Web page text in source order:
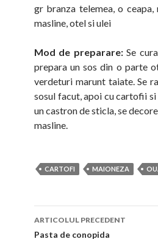
gr branza telemea, o
masline, otel si ulei
Mod de preparare:Se
prepara un sos din o parte
verdeturi marunt taiate. Se
sosul facut, apoi cu cartofii
un castron de sticla, se
masline.
CARTOFI MAIONEZA
Navigare
ARTICOLUL PRECEDENT
Pasta de conopida